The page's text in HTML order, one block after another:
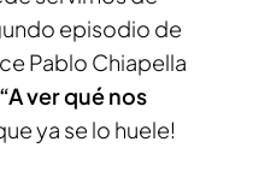
episodio de
Pablo Chiapella
“A ver qué nos
ya se lo huele!